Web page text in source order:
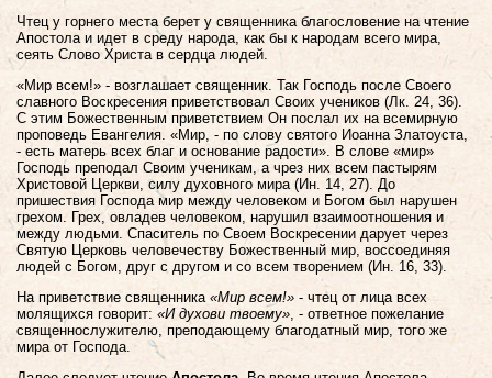
Чтец у горнего места берет у священника благословение на чтение
Апостола и идет в среду народа, как бы к народам всего мира,
сеять Слово Христа в сердца людей.
«Мир всем!» - возглашает священник. Так Господь после Своего
славного Воскресения приветствовал Своих учеников (Лк. 24, 36).
С этим Божественным приветствием Он послал их на всемирную
проповедь Евангелия. «Мир, - по слову святого Иоанна Златоуста,
- есть матерь всех благ и основание радости». В слове «мир»
Господь преподал Своим ученикам, а чрез них всем пастырям
Христовой Церкви, силу духовного мира (Ин. 14, 27). До
пришествия Господа мир между человеком и Богом был нарушен
грехом. Грех, овладев человеком, нарушил взаимоотношения и
между людьми. Спаситель по Своем Воскресении дарует через
Святую Церковь человечеству Божественный мир, воссоединяя
людей с Богом, друг с другом и со всем творением (Ин. 16, 33).
На приветствие священника «Мир всем!»- чтец от лица всех
молящихся говорит: «И духови твоему», - ответное пожелание
священнослужителю, преподающему благодатный мир, того же
мира от Господа.